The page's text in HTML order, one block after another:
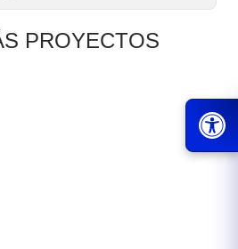
PROYECTOS